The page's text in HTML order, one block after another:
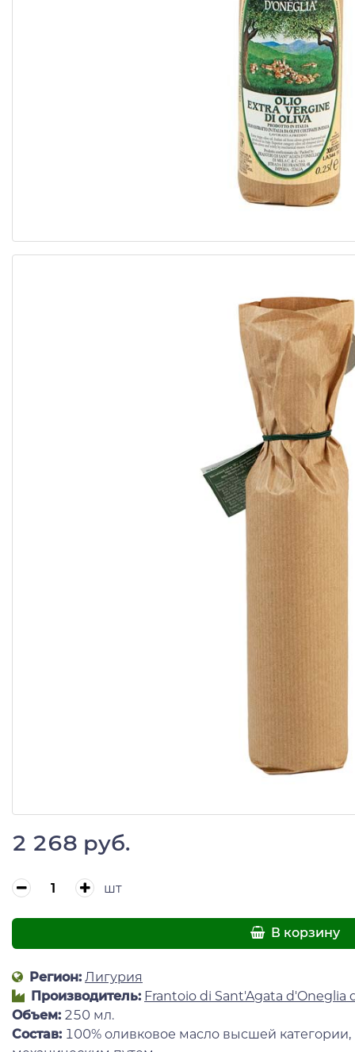
2 268 руб.
шт
В корзину
Регион: Лигурия
Производитель: Frantoio di Sant'Agata d'Oneglia
Объем: 250 мл.
Состав: 100% оливковое масло высшей